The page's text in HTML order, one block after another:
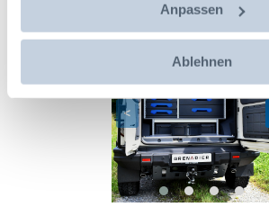
Anpassen
Ablehnen
<